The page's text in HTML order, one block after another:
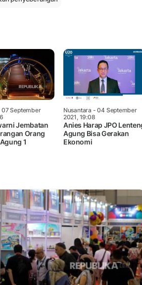
September
Jembatan
Orang
1
Nusantara - 04 September
2021, 19:08
Anies Harap JPO
Agung Bisa Gerakan
Ekonomi